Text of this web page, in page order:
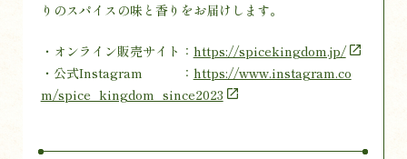
りのスパイスの味と香りをお届けします。
・オンライン販売サイト： https://spicekingdom.jp/
・公式Instagram ： https://www.instagram.co
m/spice_kingdom_since2023